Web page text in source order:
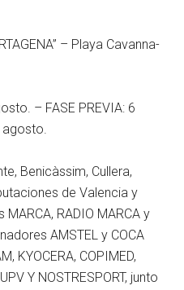
– Playa Cavanna-
– FASE PREVIA: 6
agosto.
Benicàssim, Cullera,
de Valencia y
RADIO MARCA y
AMSTEL y COCA
KYOCERA, COPIMED,
Y NOSTRESPORT, junto